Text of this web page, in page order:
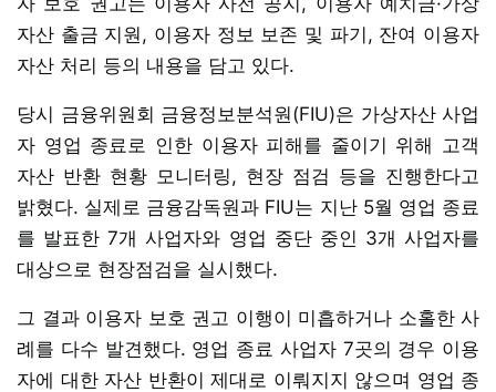
자산 출금 지원, 이용자 정보 보존 및 파기, 잔여 이용자
자산 처리 등의 내용을 담고 있다.
당시 금융위원회 금융정보분석원(FIU)은 가상자산 사업
자 영업 종료로 인한 이용자 피해를 줄이기 위해 고객
자산 반환 현황 모니터링, 현장 점검 등을 진행한다고
밝혔다. 실제로 금융감독원과 FIU는 지난 5월 영업 종료
를 발표한 7개 사업자와 영업 중단 중인 3개 사업자를
대상으로 현장점검을 실시했다.
그 결과 이용자 보호 권고 이행이 미흡하거나 소홀한 사
례를 다수 발견했다. 영업 종료 사업자 7곳의 경우 이용
자에 대한 자산 반환이 제대로 이뤄지지 않으며 영업 종